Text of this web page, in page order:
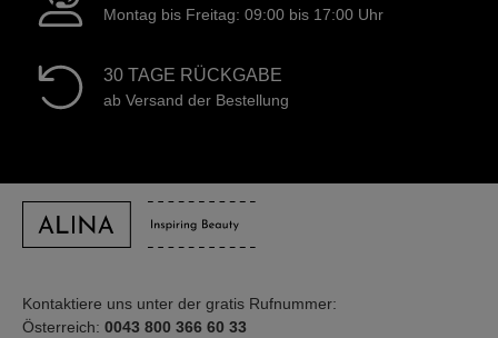
Montag bis Freitag: 09:00 bis 17:00 Uhr
30 TAGE RÜCKGABE
ab Versand der Bestellung
Kontaktiere uns unter der gratis Rufnummer:
Österreich: 0043 800 366 60 33